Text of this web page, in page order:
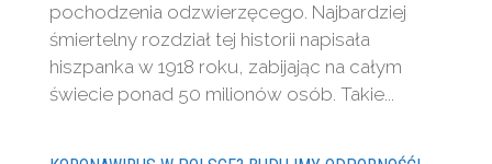
pochodzenia odzwierzęcego. Najbardziej
śmiertelny rozdział tej historii napisała
hiszpanka w 1918 roku, zabijając na całym
świecie ponad 50 milionów osób. Takie...